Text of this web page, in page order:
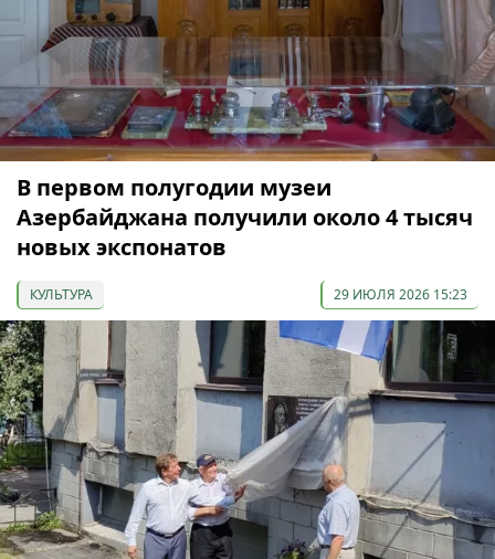
В первом полугодии музеи
Азербайджана получили около 4 тысяч
новых экспонатов
КУЛЬТУРА 29 ИЮЛЯ 2026 15:23